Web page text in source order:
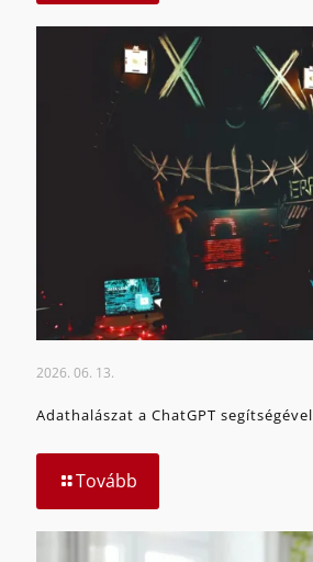
2026. 06. 13.
Adathalászat a ChatGPT segítségével
Tovább